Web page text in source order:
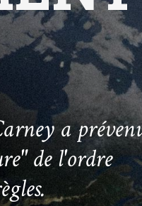
a
de l'ordre